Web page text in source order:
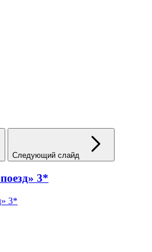
Следующий слайд
3*
3*